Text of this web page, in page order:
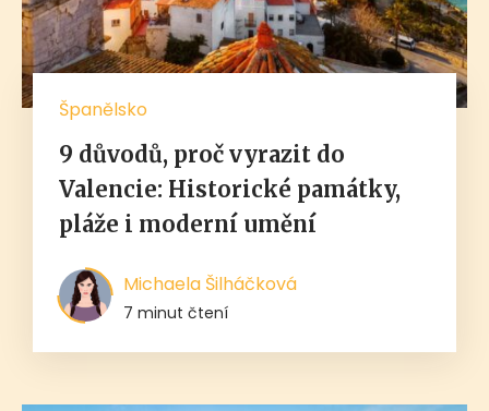
Španělsko
9 důvodů, proč vyrazit do
Valencie: Historické památky,
pláže i moderní umění
Michaela Šilháčková
7 minut čtení